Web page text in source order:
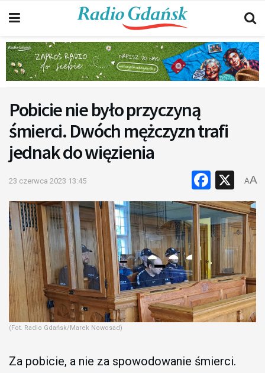
Pobicie nie było przyczyną
śmierci. Dwóch mężczyzn trafi
jednak do więzienia
23 czerwca 2023 13:45 X
AA
(Fot. Radio Gdańsk/Marek Nowosad)
Za pobicie, a nie za spowodowanie śmierci.